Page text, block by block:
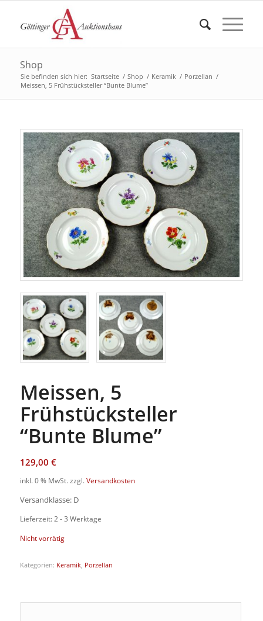
Shop
Sie befinden sich hier: Startseite / Shop / Keramik / Porzellan /
Meissen, 5 Frühstücksteller “Bunte Blume”
Meissen, 5
Frühstücksteller
“Bunte Blume”
129,00 €
inkl. 0 % MwSt. zzgl.Versandkosten
Versandklasse: D
Lieferzeit: 2 - 3 Werktage
Nicht vorrätig
Kategorien: Keramik, Porzellan